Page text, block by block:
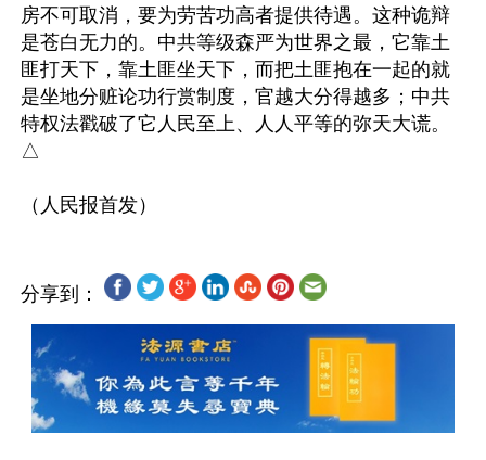
房不可取消，要为劳苦功高者提供待遇。这种诡辩
是苍白无力的。中共等级森严为世界之最，它靠土
匪打天下，靠土匪坐天下，而把土匪抱在一起的就
是坐地分赃论功行赏制度，官越大分得越多；中共
特权法戳破了它人民至上、人人平等的弥天大谎。
△
分享到：